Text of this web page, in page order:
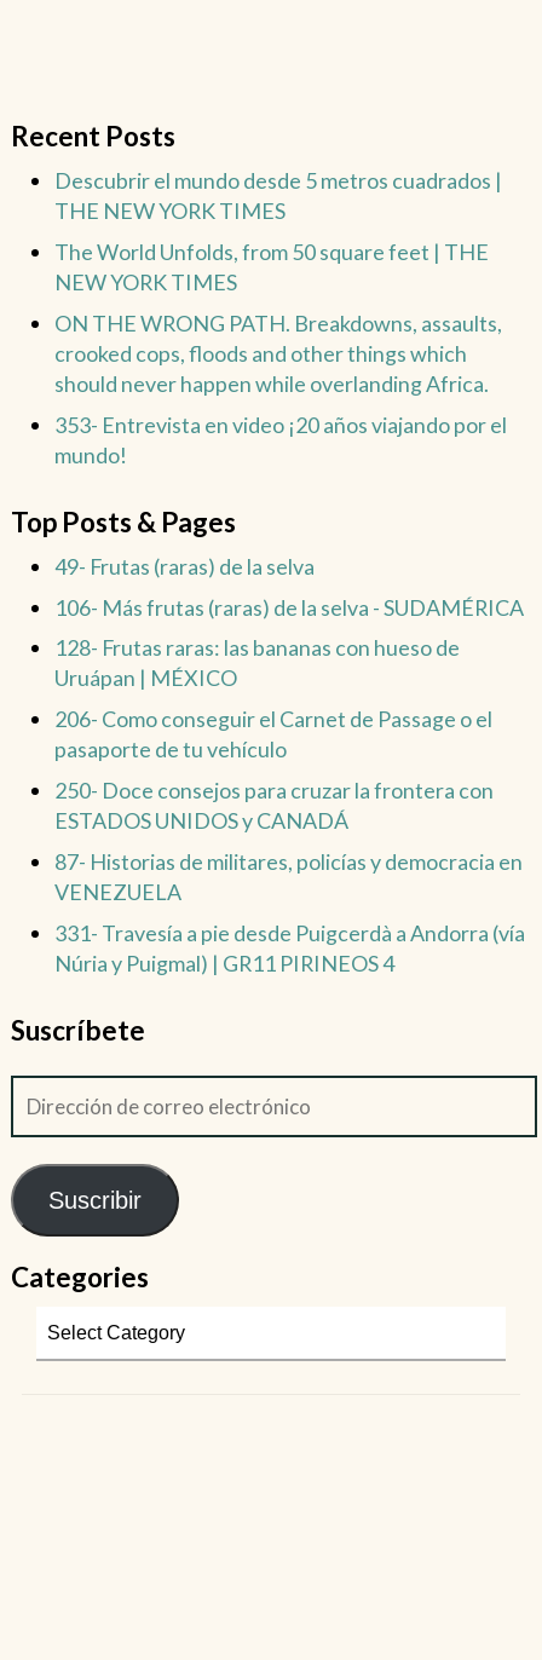
Recent Posts
Descubrir el mundo desde 5 metros cuadrados |
THE NEW YORK TIMES
The World Unfolds, from 50 square feet | THE
NEW YORK TIMES
ON THE WRONG PATH. Breakdowns, assaults,
crooked cops, floods and other things which
should never happen while overlanding Africa.
353- Entrevista en video ¡20 años viajando por el
mundo!
Top Posts & Pages
49- Frutas (raras) de la selva
106- Más frutas (raras) de la selva - SUDAMÉRICA
128- Frutas raras: las bananas con hueso de
Uruápan | MÉXICO
206- Como conseguir el Carnet de Passage o el
pasaporte de tu vehículo
250- Doce consejos para cruzar la frontera con
ESTADOS UNIDOS y CANADÁ
87- Historias de militares, policías y democracia en
VENEZUELA
331- Travesía a pie desde Puigcerdà a Andorra (vía
Núria y Puigmal) | GR11 PIRINEOS 4
Suscríbete
Suscribir
Categories